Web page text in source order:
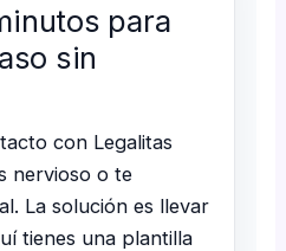
para
sin
con Legalitas
nervioso o te
La solución es llevar
tienes una plantilla